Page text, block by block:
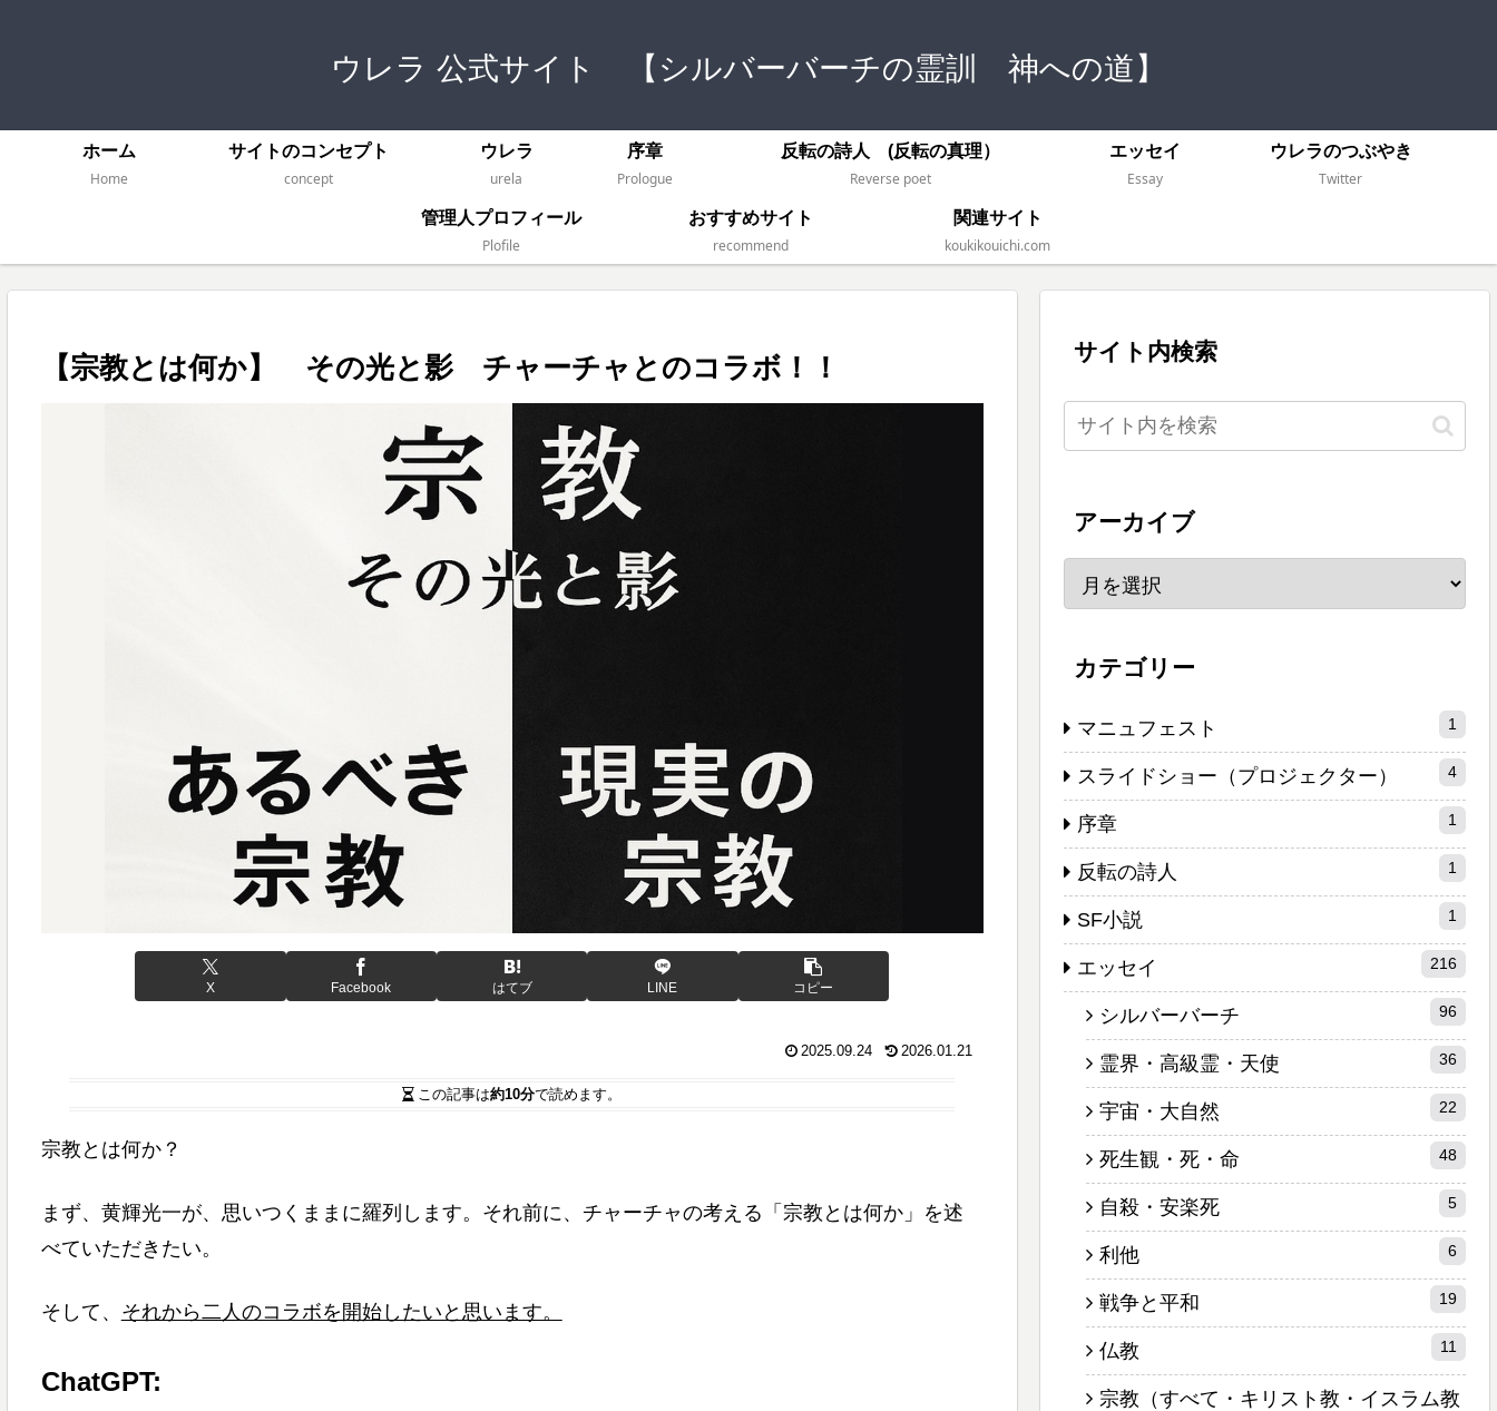
ウレラ 公式サイト 【シルバーバーチの霊訓 神への道】
ホーム
Home
サイトのコンセプト
concept
ウレラ
urela
序章
Prologue
反転の詩人 (反転の真理）
Reverse poet
エッセイ
Essay
ウレラのつぶやき
Twitter
管理人プロフィール
Plofile
おすすめサイト
recommend
関連サイト
koukikouichi.com
【宗教とは何か】 その光と影 チャーチャとのコラボ！！
X Facebook はてブ LINE コピー
2025.09.24 2026.01.21
この記事は約10分で読めます。
宗教とは何か？
まず、黄輝光一が、思いつくままに羅列します。それ前に、チャーチャの考える「宗教とは何か」を述
べていただきたい。
そして、 それから二人のコラボを開始したいと思います。
ChatGPT:
サイト内検索
アーカイブ
カテゴリー
マニュフェスト 1
スライドショー（プロジェクター） 4
序章 1
反転の詩人 1
SF小説 1
エッセイ 216
シルバーバーチ 96
霊界・高級霊・天使 36
宇宙・大自然 22
死生観・死・命 48
自殺・安楽死 5
利他 6
戦争と平和 19
仏教 11
宗教（すべて・キリスト教・イスラム教